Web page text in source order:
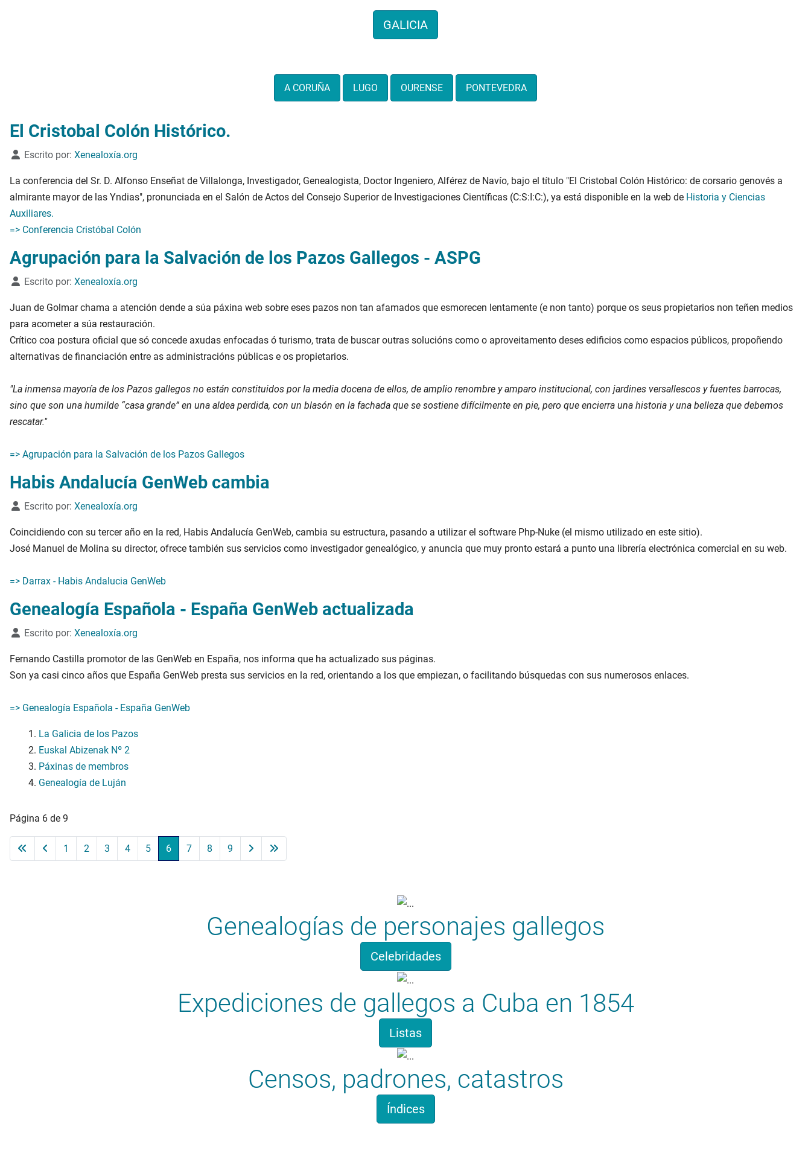
GALICIA
A CORUÑA LUGO OURENSE PONTEVEDRA
El Cristobal Colón Histórico.
Detalles
Escrito por: Xenealoxía.org
La conferencia del Sr. D. Alfonso Enseñat de Villalonga, Investigador, Genealogista, Doctor Ingeniero, Alférez de Navío, bajo el título "El Cristobal Colón Histórico: de corsario genovés a
almirante mayor de las Yndias", pronunciada en el Salón de Actos del Consejo Superior de Investigaciones Científicas (C:S:I:C:), ya está disponible en la web de Historia y Ciencias
Auxiliares.
=> Conferencia Cristóbal Colón
Agrupación para la Salvación de los Pazos Gallegos - ASPG
Detalles
Escrito por: Xenealoxía.org
Juan de Golmar chama a atención dende a súa páxina web sobre eses pazos non tan afamados que esmorecen lentamente (e non tanto) porque os seus propietarios non teñen medios
para acometer a súa restauración.
Crítico coa postura oficial que só concede axudas enfocadas ó turismo, trata de buscar outras solucións como o aproveitamento deses edificios como espacios públicos, propoñendo
alternativas de financiación entre as administracións públicas e os propietarios.
"La inmensa mayoría de los Pazos gallegos no están constituidos por la media docena de ellos, de amplio renombre y amparo institucional, con jardines versallescos y fuentes barrocas,
sino que son una humilde “casa grande” en una aldea perdida, con un blasón en la fachada que se sostiene difícilmente en pie, pero que encierra una historia y una belleza que debemos
rescatar."
=> Agrupación para la Salvación de los Pazos Gallegos
Habis Andalucía GenWeb cambia
Detalles
Escrito por: Xenealoxía.org
Coincidiendo con su tercer año en la red, Habis Andalucía GenWeb, cambia su estructura, pasando a utilizar el software Php-Nuke (el mismo utilizado en este sitio).
José Manuel de Molina su director, ofrece también sus servicios como investigador genealógico, y anuncia que muy pronto estará a punto una librería electrónica comercial en su web.
=> Darrax - Habis Andalucia GenWeb
Genealogía Española - España GenWeb actualizada
Detalles
Escrito por: Xenealoxía.org
Fernando Castilla promotor de las GenWeb en España, nos informa que ha actualizado sus páginas.
Son ya casi cinco años que España GenWeb presta sus servicios en la red, orientando a los que empiezan, o facilitando búsquedas con sus numerosos enlaces.
=> Genealogía Española - España GenWeb
La Galicia de los Pazos
Euskal Abizenak Nº 2
Páxinas de membros
Genealogía de Luján
Página 6 de 9
1 2 3 4 5 6 7 8 9
Genealogías de personajes gallegos
Celebridades
Expediciones de gallegos a Cuba en 1854
Listas
Censos, padrones, catastros
Índices